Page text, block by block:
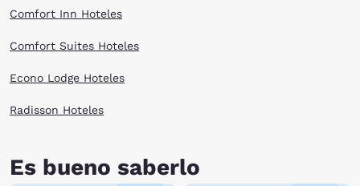
Comfort Inn Hoteles
Comfort Suites Hoteles
Econo Lodge Hoteles
Radisson Hoteles
Es bueno saberlo